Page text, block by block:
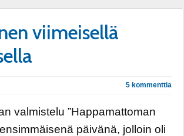
viimeisellä
5 kommenttia
valmistelu ”Happamattoman
päivänä, jolloin oli